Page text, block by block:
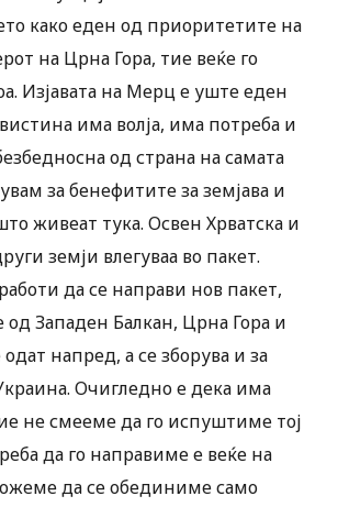
како еден од приоритетите на
на Црна Гора, тие веќе го
Изјавата на Мерц е уште еден
има волја, има потреба и
од страна на самата
за бенефитите за земјава и
живеат тука. Освен Хрватска и
земји влегуваа во пакет.
да се направи нов пакет,
од Западен Балкан, Црна Гора и
одат напред, а се зборува и за
Очигледно е дека има
не смееме да го испуштиме тој
да го направиме е веќе на
да се обединиме само